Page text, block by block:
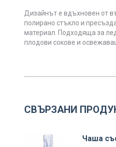
Дизайнът е вдъхновен от
полирано стъкло и
материал. Подходяща за
плодови сокове и
СВЪРЗАНИ
Чаша